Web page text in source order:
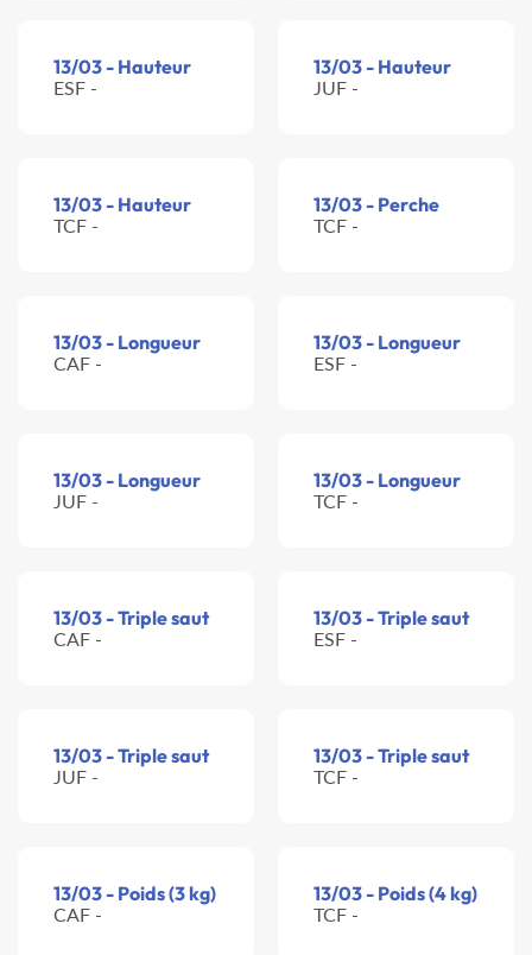
13/03 - Hauteur
ESF -
13/03 - Hauteur
JUF -
13/03 - Hauteur
TCF -
13/03 - Perche
TCF -
13/03 - Longueur
CAF -
13/03 - Longueur
ESF -
13/03 - Longueur
JUF -
13/03 - Longueur
TCF -
13/03 - Triple saut
CAF -
13/03 - Triple saut
ESF -
13/03 - Triple saut
JUF -
13/03 - Triple saut
TCF -
13/03 - Poids (3 kg)
CAF -
13/03 - Poids (4 kg)
TCF -